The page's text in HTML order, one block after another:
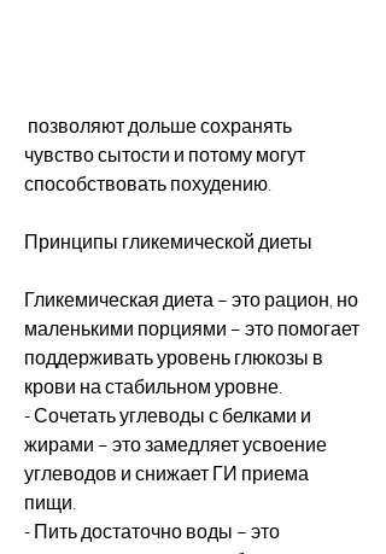
чувство сытости и потому могут
способствовать похудению.
Принципы гликемической диеты
Гликемическая диета – это рацион, но
маленькими порциями – это помогает
поддерживать уровень глюкозы в
крови на стабильном уровне.
- Сочетать углеводы с белками и
жирами – это замедляет усвоение
углеводов и снижает ГИ приема
пищи.
- Пить достаточно воды – это